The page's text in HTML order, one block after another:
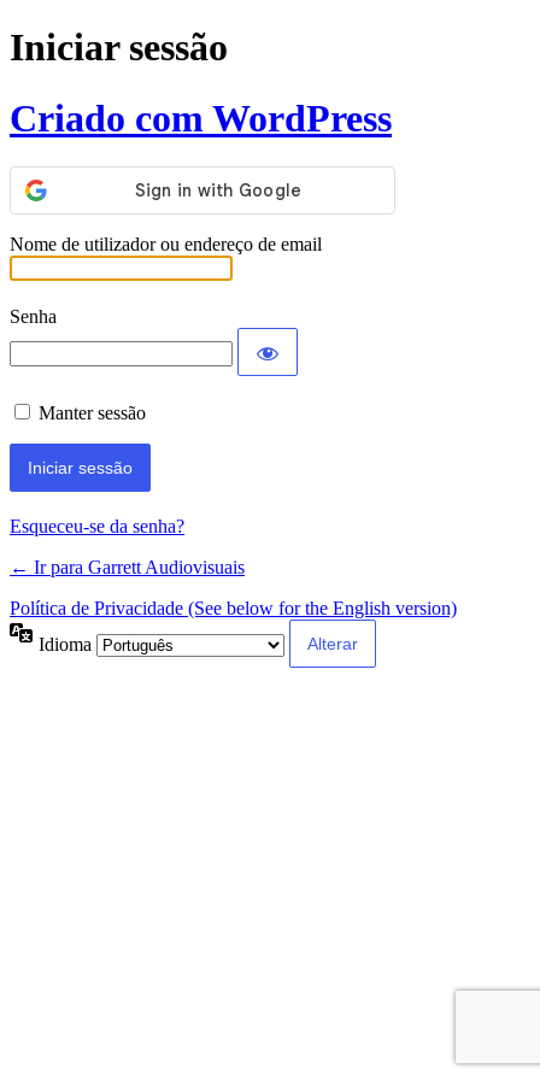
Iniciar sessão
Criado com WordPress
Nome de utilizador ou endereço de email
Senha
Manter sessão
Esqueceu-se da senha?
← Ir para Garrett Audiovisuais
Política de Privacidade (See below for the English version)
Idioma